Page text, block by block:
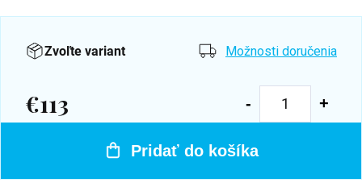
Zvoľte variant Možnosti doručenia
€113
Jednotková
Pridať do košíka